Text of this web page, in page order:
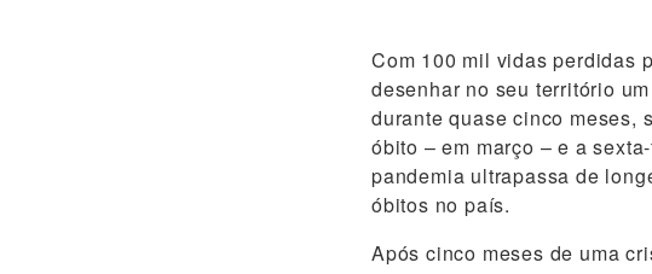
Com 100 mil vidas perdidas
desenhar no seu território
durante quase cinco meses,
óbito – em março – e a
pandemia ultrapassa de
óbitos no país.
Após cinco meses de uma